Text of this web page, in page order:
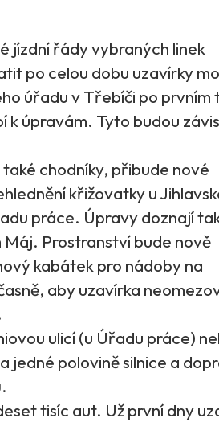
jízdní řády vybraných linek
po celou dobu uzavírky
úřadu v Třebíči po prvním
úpravám. Tyto budou
chodníky, přibude nové
křižovatky u
práce. Úpravy doznají
Prostranství bude nově
kabátek pro nádoby na
aby uzavírka
ulicí (u Úřadu práce)
jedné polovině silnice a
tisíc aut. Už první dny